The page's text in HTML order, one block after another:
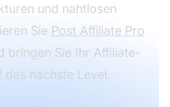
und nahtlosen
Sie Post Affiliate Pro
bringen Sie Ihr Affiliate-
das nächste Level.